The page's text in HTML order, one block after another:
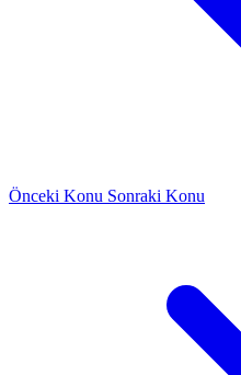
Önceki Konu Sonraki Konu